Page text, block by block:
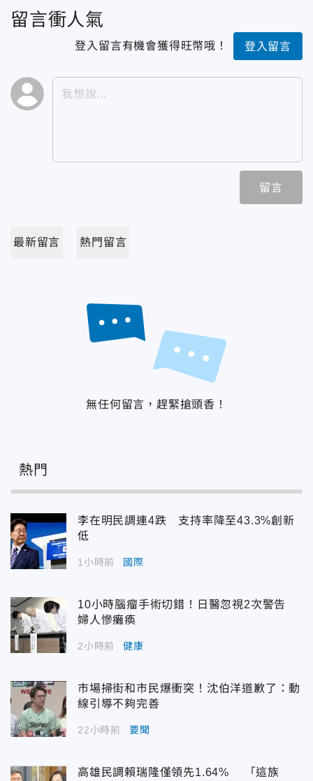
留言衝人氣
登入留言有機會獲得旺幣哦！ 登入留言
留言
最新留言 熱門留言
無任何留言，趕緊搶頭香！
熱門
李在明民調連4跌 支持率降至43.3%創新
低
1小時前 國際
10小時腦瘤手術切錯！日醫忽視2次警告
婦人慘癱瘓
2小時前 健康
市場掃街和市民爆衝突！沈伯洋道歉了：動
線引導不夠完善
22小時前 要聞
高雄民調賴瑞隆僅領先1.64% 「這族